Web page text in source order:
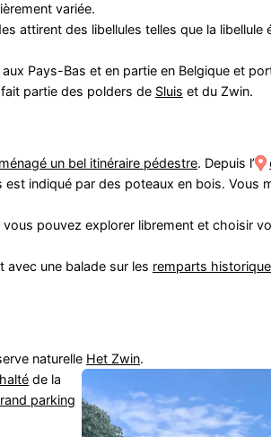
variée.
attirent des libellules telles que la libellule
Pays-Bas et en partie en Belgique et
partie des polders de Sluis et du Zwin.
un bel itinéraire pédestre. Depuis l’
indiqué par des poteaux en bois. Vous
vous pouvez explorer librement et choisir
une balade sur les remparts
naturelle Het Zwin.
de la
parking